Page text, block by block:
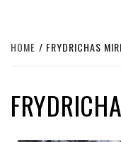
HOME FRYDRICHAS